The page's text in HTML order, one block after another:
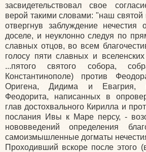
засвидетельствовал свое
верой такими словами: "наш святой
отвергнув заблуждение
доселе, и неуклонно следуя по
славных отцов, во всем
голосу пяти славных и
...пятого святого собора,
Константинополе) против
Оригена, Дидима и Евагрия,
Феодорита, написанных в
глав достохвального Кирилла и
послания Ивы к Маре персу, -
нововведений определения
самоизмышленные догматы
Проходивший вскоре после этого